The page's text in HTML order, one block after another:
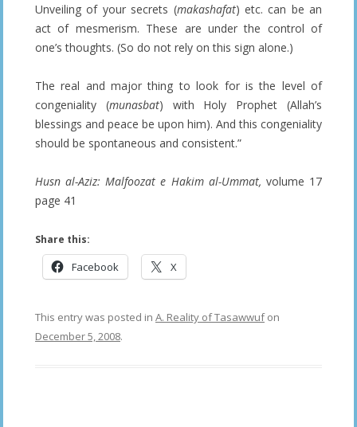
Unveiling of your secrets (makashafat) etc. can be an
act of mesmerism. These are under the control of
one’s thoughts. (So do not rely on this sign alone.)
The real and major thing to look for is the level of
congeniality (munasbat) with Holy Prophet (Allah’s
blessings and peace be upon him). And this congeniality
should be spontaneous and consistent.”
Husn al-Aziz: Malfoozat e Hakim al-Ummat, volume 17
page 41
Share this:
Facebook X
This entry was posted in A. Reality of Tasawwufon
December 5, 2008.